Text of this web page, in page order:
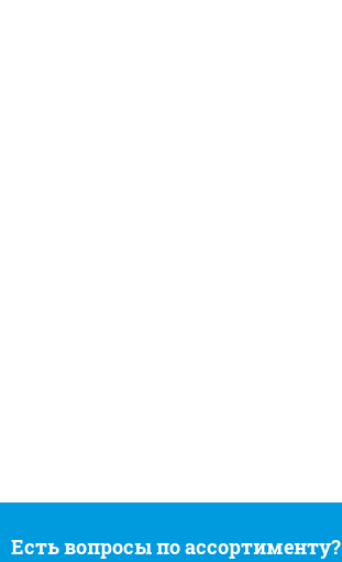
Есть вопросы по ассортименту?